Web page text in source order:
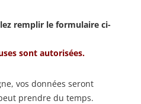
remplir le formulaire ci-
sont autorisées.
vos données seront
prendre du temps.